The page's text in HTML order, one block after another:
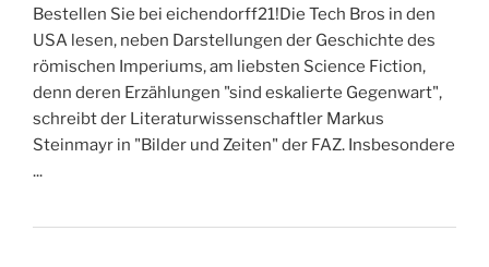
Bestellen Sie bei eichendorff21!Die Tech Bros in den
USA lesen, neben Darstellungen der Geschichte des
römischen Imperiums, am liebsten Science Fiction,
denn deren Erzählungen "sind eskalierte Gegenwart",
schreibt der Literaturwissenschaftler Markus
Steinmayr in "Bilder und Zeiten" der FAZ. Insbesondere
...